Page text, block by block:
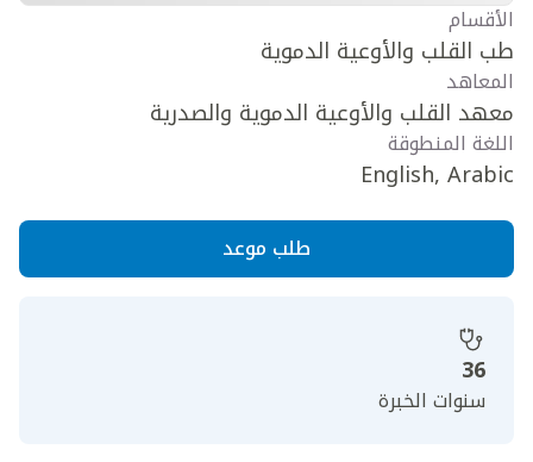
الأقسام
طب القلب والأوعية الدموية
المعاهد
معهد القلب والأوعية الدموية والصدرية
اللغة المنطوقة
English, Arabic
طلب موعد
36
سنوات الخبرة